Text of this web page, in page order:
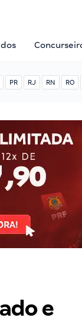
PR RJ RN RO
e